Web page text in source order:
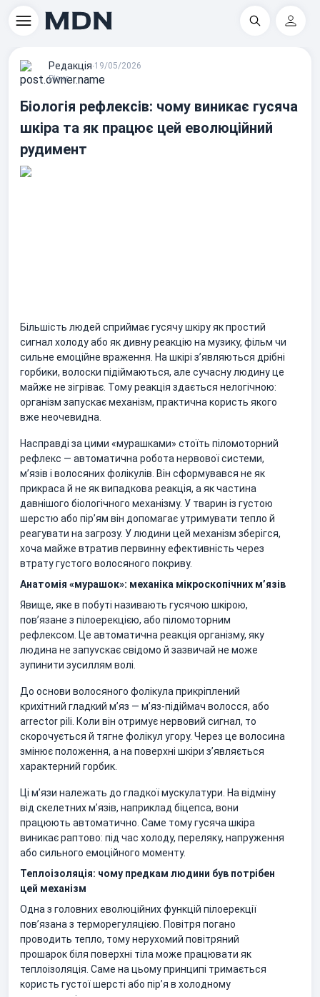
Пошук
Редакцiя∙19/05/2026
Різне
Біологія рефлексів: чому виникає гусяча
шкіра та як працює цей еволюційний
рудимент
Більшість людей сприймає гусячу шкіру як простий
сигнал холоду або як дивну реакцію на музику, фільм чи
сильне емоційне враження. На шкірі з’являються дрібні
горбики, волоски підіймаються, але сучасну людину це
майже не зігріває. Тому реакція здається нелогічною:
організм запускає механізм, практична користь якого
вже неочевидна.
Насправді за цими «мурашками» стоїть піломоторний
рефлекс — автоматична робота нервової системи,
м’язів і волосяних фолікулів. Він сформувався не як
прикраса й не як випадкова реакція, а як частина
давнішого біологічного механізму. У тварин із густою
шерстю або пір’ям він допомагає утримувати тепло й
реагувати на загрозу. У людини цей механізм зберігся,
хоча майже втратив первинну ефективність через
втрату густого волосяного покриву.
Анатомія «мурашок»: механіка мікроскопічних м’язів
Явище, яке в побуті називають гусячою шкірою,
пов’язане з пілоерекцією, або піломоторним
рефлексом. Це автоматична реакція організму, яку
людина не запуvскає свідомо й зазвичай не може
зупинити зусиллям волі.
До основи волосяного фолікула прикріплений
крихітний гладкий м’яз — м’яз-підіймач волосся, або
arrector pili. Коли він отримує нервовий сигнал, то
скорочується й тягне фолікул угору. Через це волосина
змінює положення, а на поверхні шкіри з’являється
характерний горбик.
Ці м’язи належать до гладкої мускулатури. На відміну
від скелетних м’язів, наприклад біцепса, вони
працюють автоматично. Саме тому гусяча шкіра
виникає раптово: під час холоду, переляку, напруження
або сильного емоційного моменту.
Теплоізоляція: чому предкам людини був потрібен
цей механізм
Одна з головних еволюційних функцій пілоерекції
пов’язана з терморегуляцією. Повітря погано
проводить тепло, тому нерухомий повітряний
прошарок біля поверхні тіла може працювати як
теплоізоляція. Саме на цьому принципі тримається
користь густої шерсті або пір’я в холодному